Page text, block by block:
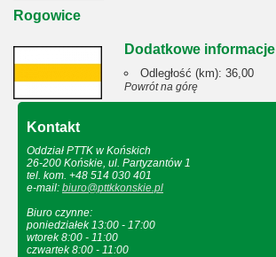
Rogowice
Dodatkowe informacje
Odległość (km): 36,00
Powrót na górę
Kontakt
Oddział PTTK w Końskich
26-200 Końskie, ul. Partyzantów 1
tel. kom. +48 514 030 401
e-mail: biuro@pttkkonskie.pl
Biuro czynne:
poniedziałek 13:00 - 17:00
wtorek 8:00 - 11:00
czwartek 8:00 - 11:00